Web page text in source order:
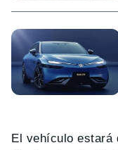
El vehículo estará